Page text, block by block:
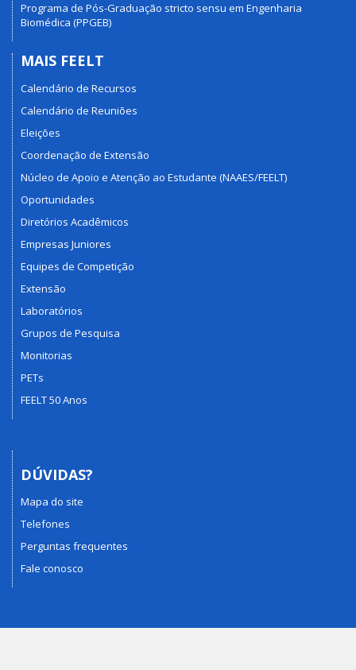
Programa de Pós-Graduação stricto sensu em Engenharia
Biomédica (PPGEB)
MAIS FEELT
Calendário de Recursos
Calendário de Reuniões
Eleições
Coordenação de Extensão
Núcleo de Apoio e Atenção ao Estudante (NAAES/FEELT)
Oportunidades
Diretórios Acadêmicos
Empresas Juniores
Equipes de Competição
Extensão
Laboratórios
Grupos de Pesquisa
Monitorias
PETs
FEELT 50 Anos
DÚVIDAS?
Mapa do site
Telefones
Perguntas frequentes
Fale conosco